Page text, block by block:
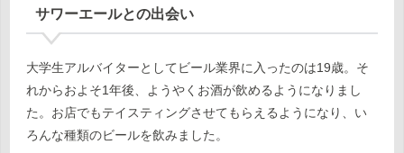
サワーエールとの出会い
大学生アルバイターとしてビール業界に入ったのは19歳。そ
れからおよそ1年後、ようやくお酒が飲めるようになりまし
た。お店でもテイスティングさせてもらえるようになり、い
ろんな種類のビールを飲みました。